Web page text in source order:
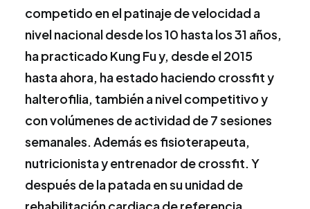
competido en el patinaje de velocidad a
nivel nacional desde los 10 hasta los 31 años,
ha practicado Kung Fu y, desde el 2015
hasta ahora, ha estado haciendo crossfit y
halterofilia, también a nivel competitivo y
con volúmenes de actividad de 7 sesiones
semanales. Además es fisioterapeuta,
nutricionista y entrenador de crossfit. Y
después de la patada en su unidad de